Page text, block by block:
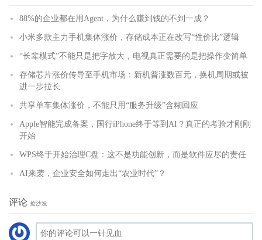
88%的企业都在用Agent，为什么赚到钱的不到一成？
小米多款主力手机集体涨价，存储成本正在改写“性价比”逻辑
“长辈模式”不能只是把字放大，电视真正需要的是把操作变简单
存储芯片涨价传导至手机市场：新机普涨数百元，换机周期或被
进一步拉长
共享单车集体涨价，不能只用“服务升级”含糊回应
Apple智能完成备案，国行iPhone终于等到AI？真正的考验才刚刚
开始
WPS终于开始治理C盘：这不是功能创新，而是软件应尽的责任
AI来袭，企业安全如何走出“农业时代”？
评论 抢沙发